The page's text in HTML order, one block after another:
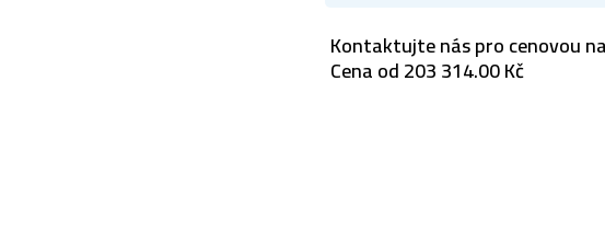
Kontaktujte nás pro cenovou
Cena od 203 314.00 Kč